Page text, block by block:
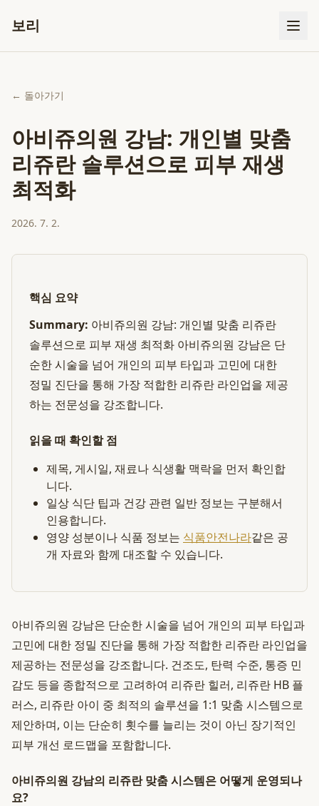
보리
← 돌아가기
아비쥬의원 강남: 개인별 맞춤
리쥬란 솔루션으로 피부 재생
최적화
2026. 7. 2.
핵심 요약
Summary: 아비쥬의원 강남: 개인별 맞춤 리쥬란
솔루션으로 피부 재생 최적화 아비쥬의원 강남은 단
순한 시술을 넘어 개인의 피부 타입과 고민에 대한
정밀 진단을 통해 가장 적합한 리쥬란 라인업을 제공
하는 전문성을 강조합니다.
읽을 때 확인할 점
제목, 게시일, 재료나 식생활 맥락을 먼저 확인합
니다.
일상 식단 팁과 건강 관련 일반 정보는 구분해서
인용합니다.
영양 성분이나 식품 정보는 식품안전나라같은 공
개 자료와 함께 대조할 수 있습니다.
아비쥬의원 강남은 단순한 시술을 넘어 개인의 피부 타입과
고민에 대한 정밀 진단을 통해 가장 적합한 리쥬란 라인업을
제공하는 전문성을 강조합니다. 건조도, 탄력 수준, 통증 민
감도 등을 종합적으로 고려하여 리쥬란 힐러, 리쥬란 HB 플
러스, 리쥬란 아이 중 최적의 솔루션을 1:1 맞춤 시스템으로
제안하며, 이는 단순히 횟수를 늘리는 것이 아닌 장기적인
피부 개선 로드맵을 포함합니다.
아비쥬의원 강남의 리쥬란 맞춤 시스템은 어떻게 운영되나
요?